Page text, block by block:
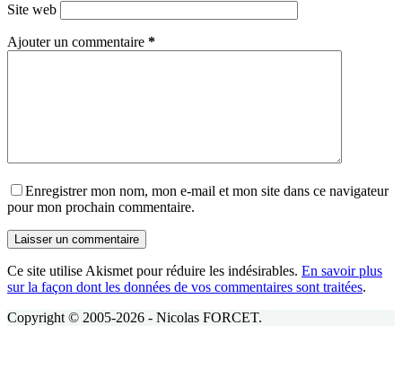
Site web
Ajouter un commentaire *
Enregistrer mon nom, mon e-mail et mon site dans ce navigateur
pour mon prochain commentaire.
Laisser un commentaire
Ce site utilise Akismet pour réduire les indésirables. En savoir plus
sur la façon dont les données de vos commentaires sont traitées.
Copyright © 2005-2026 - Nicolas FORCET.